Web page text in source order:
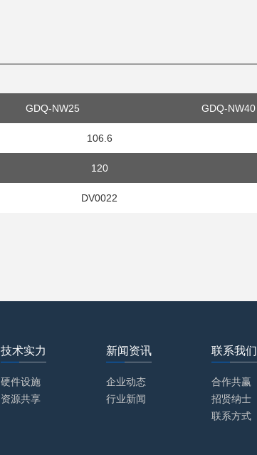
GDQ-NW25 GDQ-NW40
106.6
120
DV0022
技术实力
硬件设施
资源共享
新闻资讯
企业动态
行业新闻
联系我们
合作共赢
招贤纳士
联系方式